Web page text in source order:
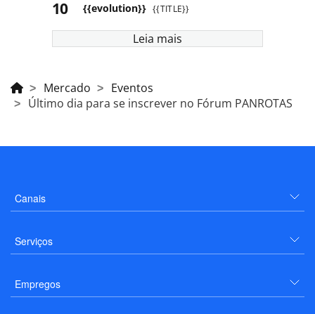
{{evolution}} {{TITLE}}
Leia mais
Mercado
Eventos
Último dia para se inscrever no Fórum PANROTAS
Canais
Serviços
Empregos